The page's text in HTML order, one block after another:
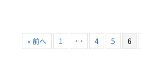
« 前へ 1 … 4 5 6